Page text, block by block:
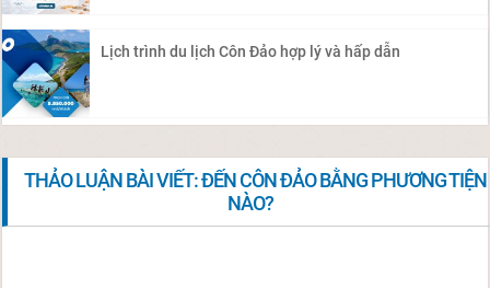
Lịch trình du lịch Côn Đảo hợp lý và hấp dẫn
THẢO LUẬN BÀI VIẾT: ĐẾN CÔN ĐẢO BẰNG PHƯƠNG TIỆN
NÀO?